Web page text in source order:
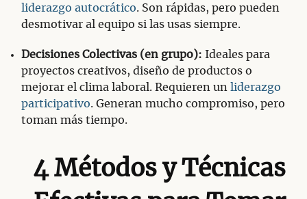
liderazgo autocrático. Son rápidas, pero pueden
desmotivar al equipo si las usas siempre.
Decisiones Colectivas (en grupo): Ideales para
proyectos creativos, diseño de productos o
mejorar el clima laboral. Requieren un liderazgo
participativo. Generan mucho compromiso, pero
toman más tiempo.
4 Métodos y Técnicas